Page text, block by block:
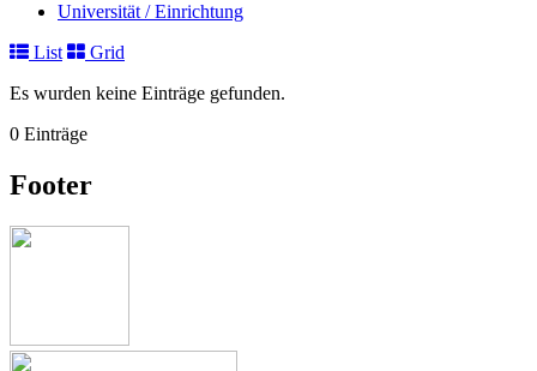
Universität / Einrichtung
List
Grid
Es wurden keine Einträge gefunden.
0 Einträge
Footer